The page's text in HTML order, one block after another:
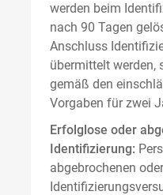
werden beim
nach 90 Tagen
Anschluss
übermittelt werden,
gemäß den
Vorgaben für zwei
Erfolglose oder
Identifizierung:
abgebrochenen